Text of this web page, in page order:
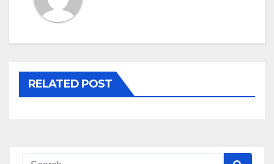
RELATED POST